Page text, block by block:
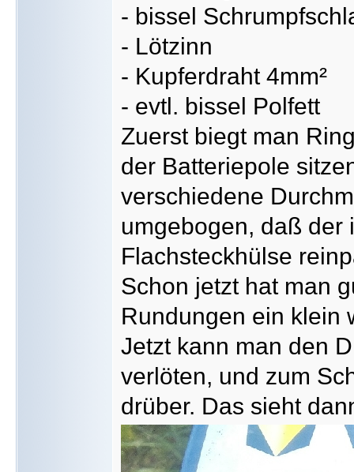
- bissel
- Lötzinn
- Kupferdraht 4mm²
- evtl. bissel Polfett
Zuerst biegt man
der Batteriepole
verschiedene
umgebogen, daß der
Flachsteckhülse
Schon jetzt hat man
Rundungen ein klein
Jetzt kann man den
verlöten, und zum
drüber. Das sieht